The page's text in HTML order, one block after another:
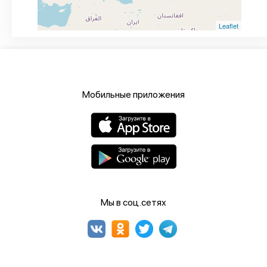
Leaflet
Мобильные приложения
Мы в соц.сетях